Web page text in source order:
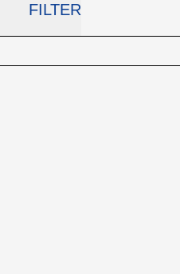
FILTER